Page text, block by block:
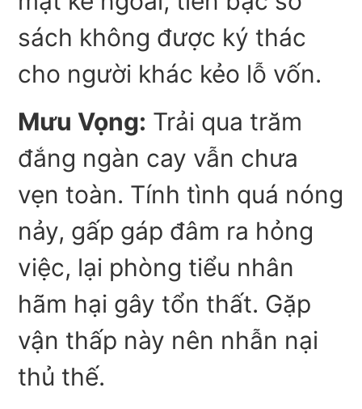
sách không được ký thác
cho người khác kẻo lỗ vốn.
Mưu Vọng: Trải qua trăm
đắng ngàn cay vẫn chưa
vẹn toàn. Tính tình quá nóng
nảy, gấp gáp đâm ra hỏng
việc, lại phòng tiểu nhân
hãm hại gây tổn thất. Gặp
vận thấp này nên nhẫn nại
thủ thế.